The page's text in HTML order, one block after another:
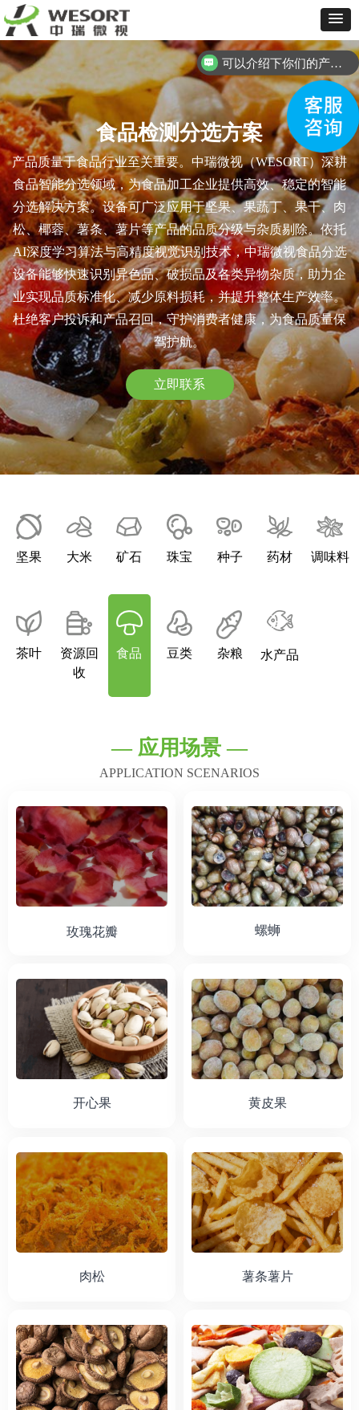
食品检测分选方案
产品质量于食品行业至关重要。中瑞微视（WESORT）深耕
食品智能分选领域，为食品加工企业提供高效、稳定的智能
分选解决方案。设备可广泛应用于坚果、果蔬丁、果干、肉
松、椰蓉、薯条、薯片等产品的品质分级与杂质剔除。依托
AI深度学习算法与高精度视觉识别技术，中瑞微视食品分选
设备能够快速识别异色品、破损品及各类异物杂质，助力企
业实现品质标准化、减少原料损耗，并提升整体生产效率。
杜绝客户投诉和产品召回，守护消费者健康，为食品质量保
驾护航。
立即联系
坚果
坚果 大米
大米 矿石
矿石 珠宝
珠宝 种子
种子 药材
药材 调味料
调味料
茶叶
茶叶
资源回
收
资源回
收
食品
食品 豆类
豆类 杂粮
杂粮 水产品
水产品
玫瑰花瓣 螺蛳
开心果 黄皮果
肉松 薯条薯片
— 应用场景 —
APPLICATION SCENARIOS
你们是怎么收费的呢？